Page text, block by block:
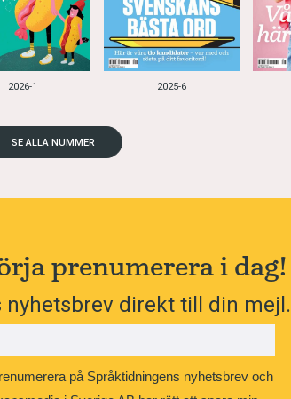
2026-1 2025-6
SE ALLA NUMMER
prenumerera i dag!
nyhetsbrev direkt till din mejl.
på Språktidningens nyhetsbrev och